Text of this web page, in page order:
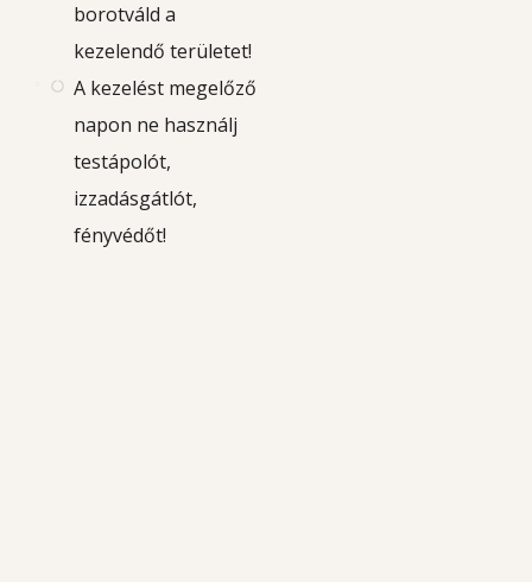
borotváld a
kezelendő területet!
A kezelést megelőző
napon ne használj
testápolót,
izzadásgátlót,
fényvédőt!